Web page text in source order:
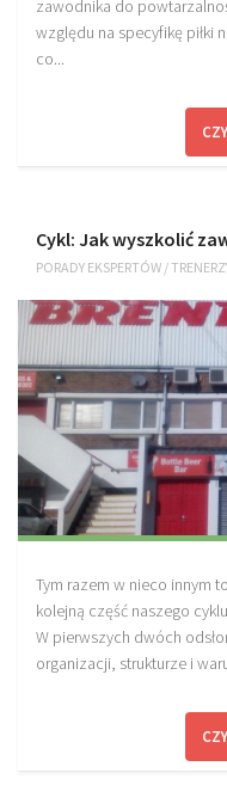
zawodnika do
względu na specyfikę piłki
co...
Cykl: Jak wyszkolić
PORADY EKSPERTÓW /
Tym razem w nieco innym
kolejną część naszego
W pierwszych dwóch
organizacji, strukturze i